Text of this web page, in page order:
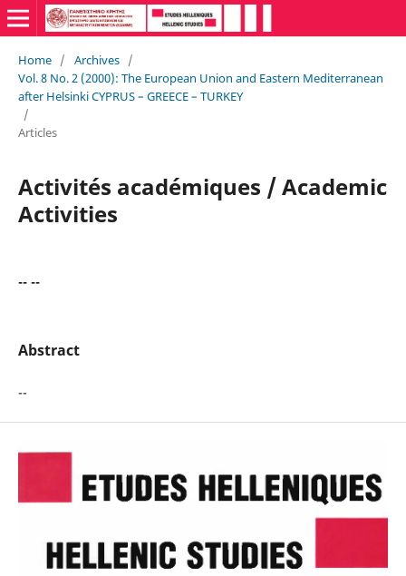
Home / Archives /
Vol. 8 No. 2 (2000): The European Union and Eastern Mediterranean
after Helsinki CYPRUS – GREECE – TURKEY
/
Articles
Activités académiques / Academic
Activities
-- --
Abstract
--